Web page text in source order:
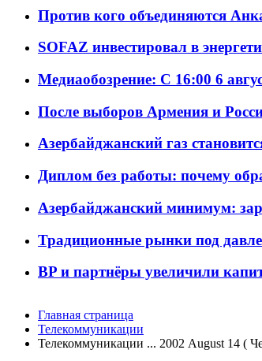
Против кого объединяются
SOFAZ инвестировал в
Медиаобозрение: С 16:00 6
После выборов Армения и
Азербайджанский газ
Диплом без работы: почему
Азербайджанский минимум:
Традиционные рынки под
BP и партнёры увеличили
Главная страница
Телекоммуникации
Телекоммуникации ... 2002 August 14 (